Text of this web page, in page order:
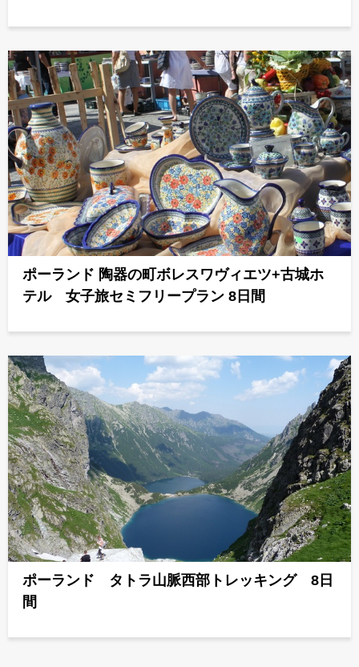
ポーランド 陶器の町ボレスワヴィエツ+古城ホ
テル 女子旅セミフリープラン 8日間
ポーランド タトラ山脈西部トレッキング 8日
間